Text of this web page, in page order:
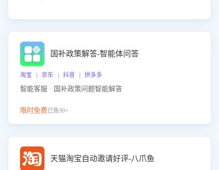
国补政策解答-智能体问答
淘宝 | 京东 | 抖音 | 拼多多
智能客服 · 国补政策问题智能解答
限时免费已售99+
天猫淘宝自动邀请好评-八爪鱼